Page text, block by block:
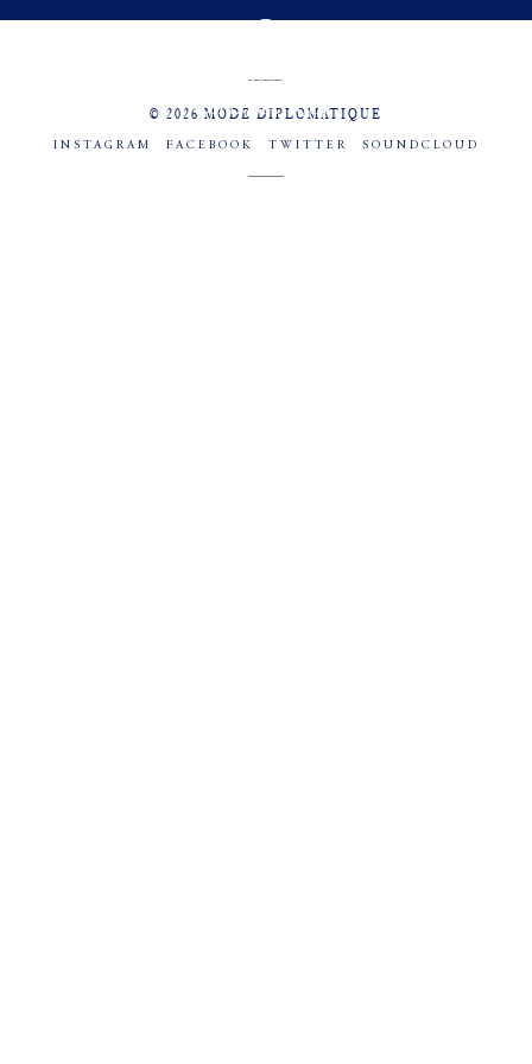
© 2026 MODE DIPLOMATIQUE
INSTAGRAM FACEBOOK TWITTER SOUNDCLOUD